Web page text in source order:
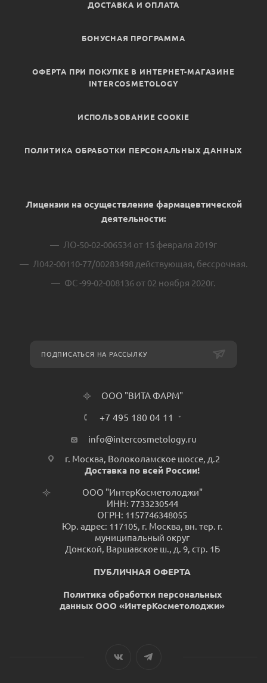
ДОСТАВКА И ОПЛАТА
БОНУСНАЯ ПРОГРАММА
ОФЕРТА ПРИ ПОКУПКЕ В ИНТЕРНЕТ-МАГАЗИНЕ
INTERCOSMETOLOGY
ИСПОЛЬЗОВАНИЕ COOKIE
ПОЛИТИКА ОБРАБОТКИ ПЕРСОНАЛЬНЫХ ДАННЫХ
Лицензии на осуществление фармацевтической
деятельности:
ЛО-50-02-006534 от 15 февраля 2019г
Л042-00110-77/00283498 действующая, бессрочная.
ФС -99-02-008136 от 02 ноября 2020г.
ПОДПИСАТЬСЯ НА РАССЫЛКУ
ООО "ВИТА ФАРМ"
+7 495 180 04 11
info@intercosmetology.ru
г. Москва, Волоколамское шоссе, д.2
Доставка по всей России!
ООО "ИнтерКосметолоджи"
ИНН: 7733230544
ОГРН: 1157746348055
Юр. адрес: 117105, г. Москва, вн. тер. г.
муниципальный округ
Донской, Варшавское ш., д. 9, стр. 1Б
ПУБЛИЧНАЯ ОФЕРТА
Политика обработки персональных
данных ООО «ИнтерКосметолоджи»